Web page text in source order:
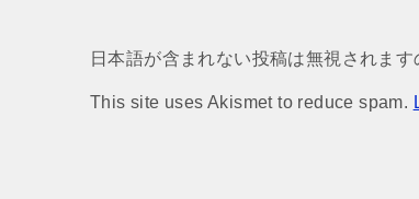
日本語が含まれない投稿は無視されま
This site uses Akismet to reduce spam.